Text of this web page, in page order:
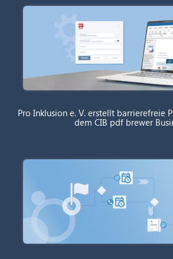
Pro Inklusion e. V. erstellt barrierefreie
dem CIB pdf brewer